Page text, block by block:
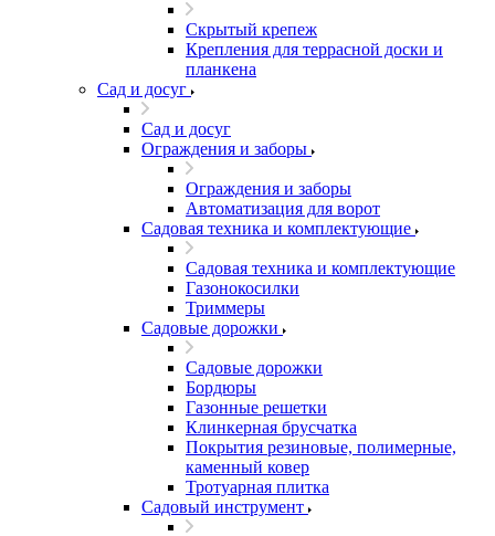
Скрытый крепеж
Крепления для террасной доски и
планкена
Сад и досуг
Сад и досуг
Ограждения и заборы
Ограждения и заборы
Автоматизация для ворот
Садовая техника и комплектующие
Садовая техника и комплектующие
Газонокосилки
Триммеры
Садовые дорожки
Садовые дорожки
Бордюры
Газонные решетки
Клинкерная брусчатка
Покрытия резиновые, полимерные,
каменный ковер
Тротуарная плитка
Садовый инструмент